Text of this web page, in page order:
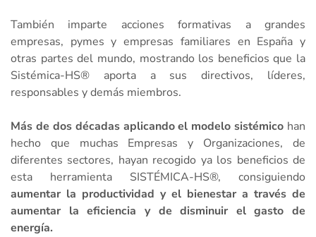
También imparte acciones formativas a grandes
empresas, pymes y empresas familiares en España y
otras partes del mundo, mostrando los beneficios que la
Sistémica-HS® aporta a sus directivos, líderes,
responsables y demás miembros.
Más de dos décadas aplicando el modelo sistémico han
hecho que muchas Empresas y Organizaciones, de
diferentes sectores, hayan recogido ya los beneficios de
esta herramienta SISTÉMICA-HS®, consiguiendo
aumentar la productividad y el bienestar a través de
aumentar la eficiencia y de disminuir el gasto de
energía.